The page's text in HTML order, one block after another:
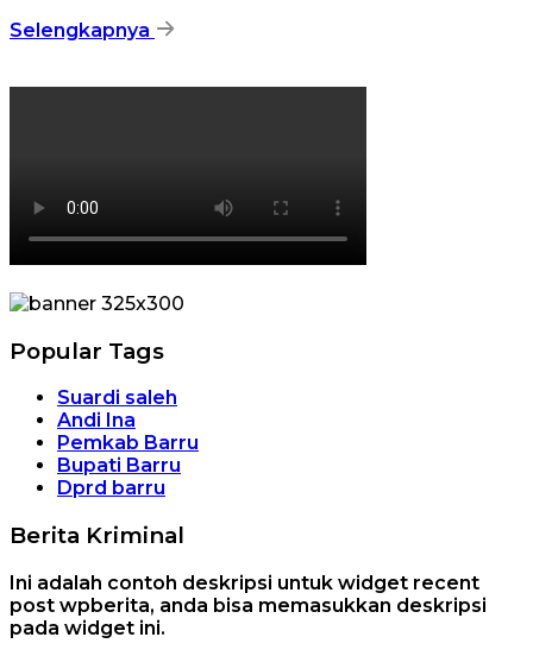
Selengkapnya
Popular Tags
Suardi saleh
Andi Ina
Pemkab Barru
Bupati Barru
Dprd barru
Berita Kriminal
Ini adalah contoh deskripsi untuk widget recent
post wpberita, anda bisa memasukkan deskripsi
pada widget ini.